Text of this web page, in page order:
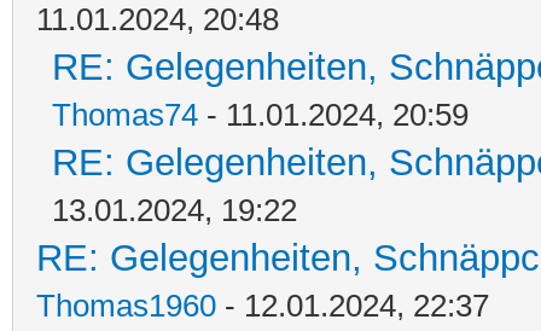
11.01.2024, 20:48
RE: Gelegenheiten,
Thomas74 - 11.01.2024, 20:59
RE: Gelegenheiten,
13.01.2024, 19:22
RE: Gelegenheiten,
Thomas1960 - 12.01.2024, 22:37